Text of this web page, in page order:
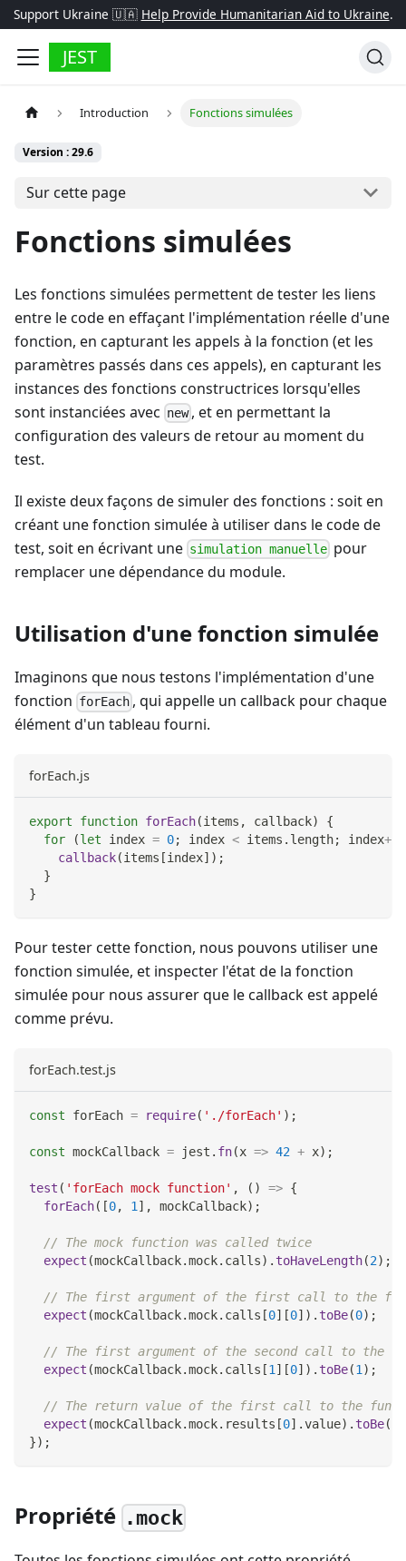
Support Ukraine 🇺🇦 Help Provide Humanitarian Aid to Ukraine.
JEST
Introduction Fonctions simulées
Version : 29.6
Sur cette page
Fonctions simulées
Les fonctions simulées permettent de tester les liens
entre le code en effaçant l'implémentation réelle d'une
fonction, en capturant les appels à la fonction (et les
paramètres passés dans ces appels), en capturant les
instances des fonctions constructrices lorsqu'elles
sont instanciées avec new , et en permettant la
configuration des valeurs de retour au moment du
test.
Il existe deux façons de simuler des fonctions : soit en
créant une fonction simulée à utiliser dans le code de
test, soit en écrivant une simulation manuelle pour
remplacer une dépendance du module.
Utilisation d'une fonction simulée
Imaginons que nous testons l'implémentation d'une
fonction forEach , qui appelle un callback pour chaque
élément d'un tableau fourni.
forEach.js
export function forEach(items , callback)
{
for
(let index = 0; index < items . length; index++
callback(items [index] ) ;
}
}
Pour tester cette fonction, nous pouvons utiliser une
fonction simulée, et inspecter l'état de la fonction
simulée pour nous assurer que le callback est appelé
comme prévu.
forEach.test.js
const forEach = require( './forEach' ) ;
const mockCallback = jest . fn(x => 42 + x) ;
test ( 'forEach mock function' , ( ) => {
forEach( [0, 1] , mockCallback) ;
// The mock function was called twice
expect (mockCallback.mock. calls) . toHaveLength(2) ;
// The first argument of the first call to the
expect (mockCallback.mock. calls [0] [0] ) . toBe(0) ;
// The first argument of the second call to the
expect (mockCallback.mock. calls [1] [0] ) . toBe(1) ;
// The return value of the first call to the
expect (mockCallback.mock. results [0] .value) . toBe(
}) ;
Propriété .mock